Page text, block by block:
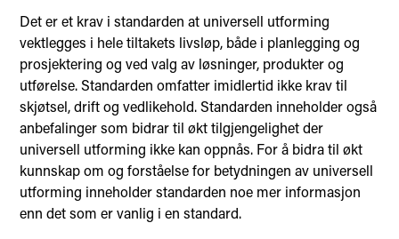
Det er et krav i standarden at universell utforming
vektlegges i hele tiltakets livsløp, både i planlegging og
prosjektering og ved valg av løsninger, produkter og
utførelse. Standarden omfatter imidlertid ikke krav til
skjøtsel, drift og vedlikehold. Standarden inneholder også
anbefalinger som bidrar til økt tilgjengelighet der
universell utforming ikke kan oppnås. For å bidra til økt
kunnskap om og forståelse for betydningen av universell
utforming inneholder standarden noe mer informasjon
enn det som er vanlig i en standard.